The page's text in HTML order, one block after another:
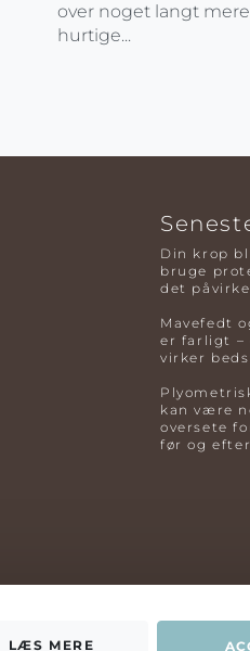
over noget langt
hurtige...
Din krop
bruge
det
Mavefedt
er farligt –
virker
kan være
oversete
før og
LÆS MERE